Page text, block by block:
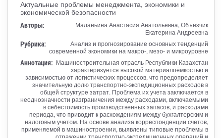
Актуальные проблемы менеджмента, экономики и
экономической безопасности
Авторы:
Маланьина Анастасия Анатольевна, Объезчик
Екатерина Андреевна
Рубрика:
Анализ и прогнозирование основных тенденций
современной экономики на макро-, мезо- и микроуровне
Аннотация: Машиностроительная отрасль Республики Казахстан
характеризуется высокой материалоёмкостью и
зависимостью от логистических процессов, что предопределяет
значительную долю транспортно-экспедиционных расходов в
общей структуре затрат. Проблема их учета заключается в
неоднозначности разграничения между расходами, включаемыми
в себестоимость производственных запасов, и расходами
периода, что приводит к расхождениям между бухгалтерским и
налоговым учетом. На основе анализа корреспонденции счетов,
применяемой в машиностроении, выявлены типовые проблемы в
отражении транспортно-экспедиционных операций и